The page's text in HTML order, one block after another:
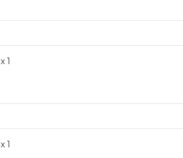
x 1
x 1